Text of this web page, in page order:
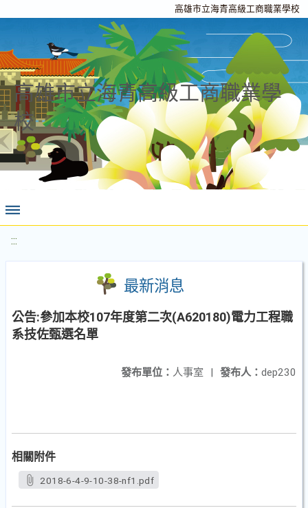
高雄市立海青高級工商職業學校
高雄市立海青高級工商職業學
校
:::
最新消息
公告:參加本校107年度第二次(A620180)電力工程職
系技佐甄選名單
發布人： dep230
發布單位： 人事室 |
相關附件
2018-6-4-9-10-38-nf1.pdf